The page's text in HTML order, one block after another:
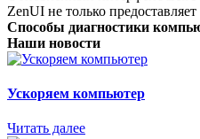
ZenUI не только
Способы диагностики
Наши новости
Ускоряем компьютер
Читать далее